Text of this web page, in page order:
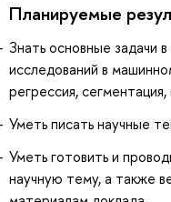
Планируемые
Знать основные задачи
исследований в
регрессия,
Уметь писать научные
Уметь готовить и
научную тему, а также